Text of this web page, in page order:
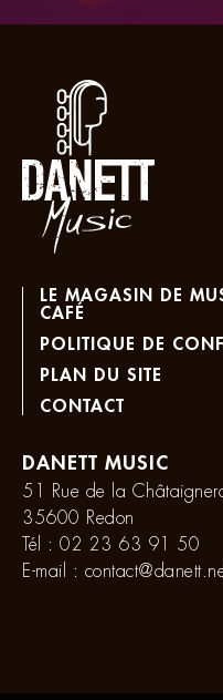
LE MAGASIN DE
CAFÉ
POLITIQUE DE
PLAN DU SITE
CONTACT
DANETT MUSIC
51 Rue de la
35600 Redon
Tél : 02 23 63 91 50
E-mail :